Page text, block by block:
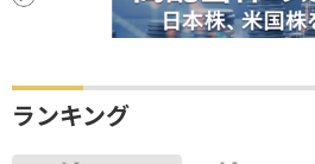
ランキング